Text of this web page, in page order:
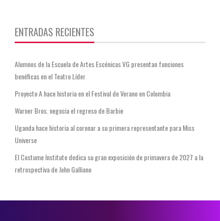
ENTRADAS RECIENTES
Alumnos de la Escuela de Artes Escénicas VG presentan funciones
benéficas en el Teatro Líder
Proyecto A hace historia en el Festival de Verano en Colombia
Warner Bros. negocia el regreso de Barbie
Uganda hace historia al coronar a su primera representante para Miss
Universe
El Costume Institute dedica su gran exposición de primavera de 2027 a la
retrospectiva de John Galliano